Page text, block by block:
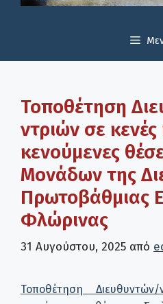
Τοποθέτηση
ντριών σε κενές
κενούμενες
Μονάδων της
Πρωτοβάθμιας
Φλώρινας
31 Αυγούστου, 2025 από
Τοποθέτηση